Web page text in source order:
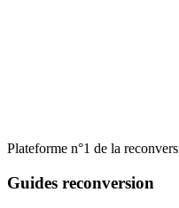
Plateforme n°1 de la
Guides reconversion